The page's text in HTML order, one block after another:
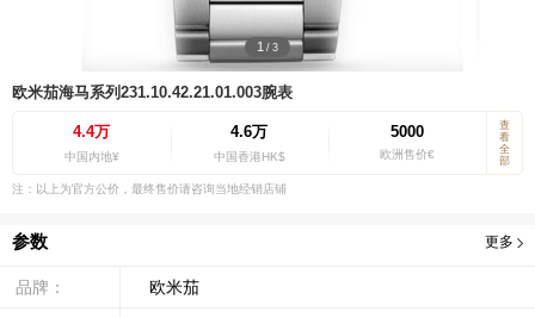
1 / 3
欧米茄海马系列231.10.42.21.01.003腕表
4.4万
中国内地¥
4.6万
中国香港HK$
5000
欧洲售价€
查
看
全
部
注：以上为官方公价，最终售价请咨询当地经销店铺
参数 更多
品牌： 欧米茄